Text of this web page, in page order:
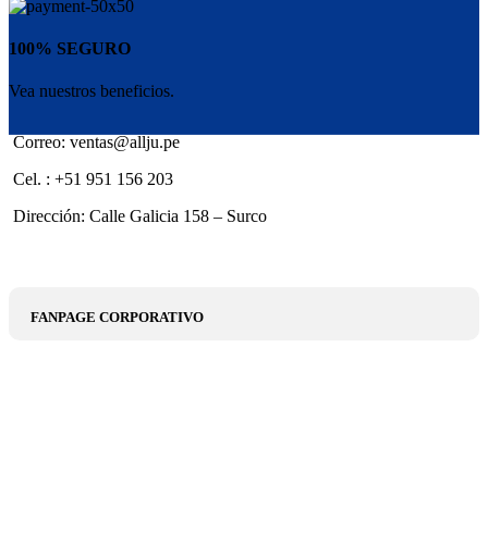
100% SEGURO
Vea nuestros beneficios.
Correo: ventas@allju.pe
Cel. : +51 951 156 203
Dirección: Calle Galicia 158 – Surco
FANPAGE CORPORATIVO